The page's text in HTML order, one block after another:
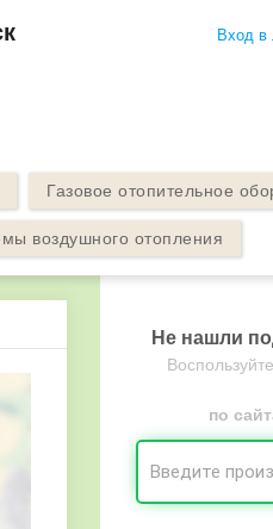
Вход в
Газовое отопительное
воздушного отопления
Не нашли
по